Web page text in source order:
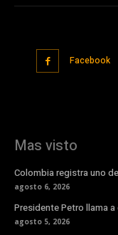
Facebook
Mas visto
Colombia registra uno
agosto 6, 2026
Presidente Petro llama
agosto 5, 2026